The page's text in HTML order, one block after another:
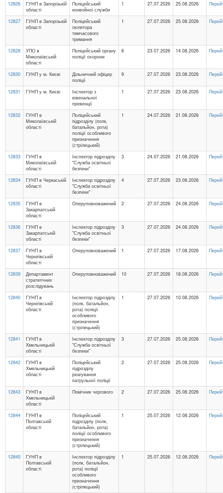
12826
ГУНП в Запорізькій
області
Поліцейський
конвойної служби
1 27.07.2026 25.08.2026
12827
ГУНП в Запорізькій
області
Поліцейський
ізолятора
тимчасового
тримання
1 27.07.2026 25.08.2026
12828
УПО в
Миколаївській
області
Поліцейський органу
поліції охорони
6 23.07.2026 14.08.2026
12830 ГУНП у м. Києві
Дільничний офіцер
поліції
9 27.07.2026 23.08.2026
12831 ГУНП у м. Києві
Інспектор з
ювенальної
превенції
1 27.07.2026 23.08.2026
12832
ГУНП в
Миколаївській
області
Поліцейський
підрозділу (полк,
батальйон, рота)
поліції особливого
призначення
(стрілецький)
1 24.07.2026 21.08.2026
12833
ГУНП в
Миколаївській
області
Інспектор підрозділу
"Служба освітньої
безпеки"
3 24.07.2026 21.08.2026
12834
ГУНП в Черкаській
області
Інспектор підрозділу
"Служба освітньої
безпеки"
4 27.07.2026 23.08.2026
12835
ГУНП в
Закарпатській
області
Оперуповноважений 2 27.07.2026 24.08.2026
12836
ГУНП в
Закарпатській
області
Інспектор підрозділу
"Служба освітньої
безпеки"
3 27.07.2026 24.08.2026
12837
ГУНП в
Чернігівській
області
Оперуповноважений 1 27.07.2026 17.08.2026
12839
Департамент
стратегічних
розслідувань
Оперуповноважений 10 27.07.2026 18.08.2026
12840
ГУНП в
Чернігівській
області
Інспектор підрозділу
(полк, батальйон,
рота) поліції
особливого
призначення
(стрілецький)
1 27.07.2026 10.08.2026
12841
ГУНП в
Хмельницькій
області
Інспектор підрозділу
"Служба освітньої
безпеки"
3 27.07.2026 25.08.2026
12842
ГУНП в
Хмельницькій
області
Поліцейський
підрозділу
реагування
патрульної поліції
2 27.07.2026 25.08.2026
12843
ГУНП в
Хмельницькій
області
Помічник чергового 2 27.07.2026 25.08.2026
12844
ГУНП в
Полтавській
області
Поліцейський
підрозділу (полк,
батальйон, рота)
поліції особливого
призначення
(стрілецький)
1 25.07.2026 12.08.2026
12845
ГУНП в
Полтавській
області
Інспектор підрозділу
(полк, батальйон,
рота) поліції
особливого
призначення
(стрілецький)
1 25.07.2026 12.08.2026